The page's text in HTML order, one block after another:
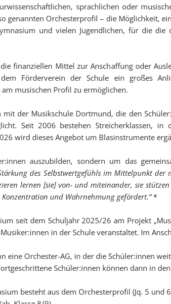
sprachlichen oder
genannten Orchesterprofil – die Möglichkeit,
und vielen Jugendlichen, für die
finanziellen Mittel zur Anschaffung oder
Förderverein der Schule ein großes
musischen Profil zu ermöglichen.
der Musikschule Dortmund, die den
Seit 2006 bestehen Streicherklassen,
wird dieses Angebot um Blasinstrumente
auszubilden, sondern um das
des Selbstwertgefühls im Mittelpunkt der
lernen [sie] von- und miteinander, sie
und Wahrnehmung gefördert.“*
seit dem Schuljahr 2025/26 am Projekt
in der Schule veranstaltet. Im
eine Orchester-AG, in der die Schüler:innen
Schüler:innen können dann in
besteht aus dem Orchesterprofil (Jq. 5 und